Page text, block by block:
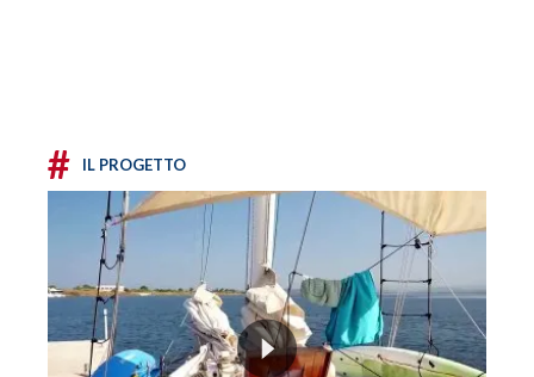
# IL PROGETTO